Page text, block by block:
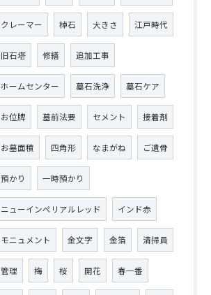
クレーマー 棹石 大きさ 江戸時代
旧石塔 修繕 追加工事
ホームセンター 墓石洗浄 墓石ケア
お位牌 墓前法要 セメント 接着剤
お墓面積 四角形 なまがね ご遺骨
預かり 一時預かり
ニューインペリアルレッド インド赤
モニュメント 金文字 金箔 清掃員
管理 梅 桜 開花 春一番